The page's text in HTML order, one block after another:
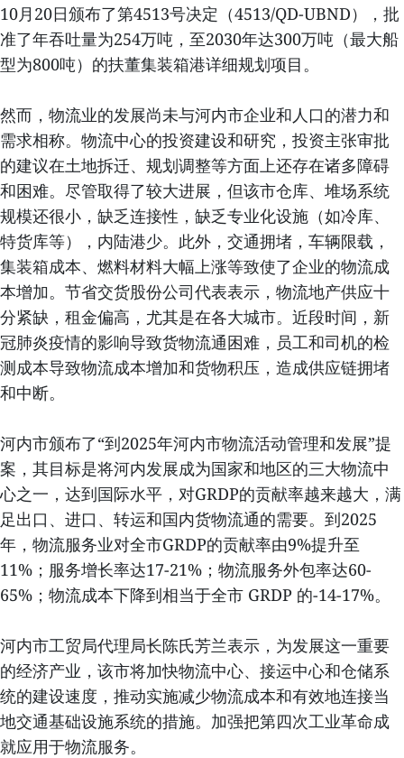
10月20日颁布了第4513号决定（4513/QD-UBND），批
准了年吞吐量为254万吨，至2030年达300万吨（最大船
型为800吨）的扶董集装箱港详细规划项目。
然而，物流业的发展尚未与河内市企业和人口的潜力和
需求相称。物流中心的投资建设和研究，投资主张审批
的建议在土地拆迁、规划调整等方面上还存在诸多障碍
和困难。尽管取得了较大进展，但该市仓库、堆场系统
规模还很小，缺乏连接性，缺乏专业化设施（如冷库、
特货库等），内陆港少。此外，交通拥堵，车辆限载，
集装箱成本、燃料材料大幅上涨等致使了企业的物流成
本增加。节省交货股份公司代表表示，物流地产供应十
分紧缺，租金偏高，尤其是在各大城市。近段时间，新
冠肺炎疫情的影响导致货物流通困难，员工和司机的检
测成本导致物流成本增加和货物积压，造成供应链拥堵
和中断。
河内市颁布了“到2025年河内市物流活动管理和发展”提
案，其目标是将河内发展成为国家和地区的三大物流中
心之一，达到国际水平，对GRDP的贡献率越来越大，满
足出口、进口、转运和国内货物流通的需要。到2025
年，物流服务业对全市GRDP的贡献率由9%提升至
11%；服务增长率达17-21%；物流服务外包率达60-
65%；物流成本下降到相当于全市 GRDP 的-14-17%。
河内市工贸局代理局长陈氏芳兰表示，为发展这一重要
的经济产业，该市将加快物流中心、接运中心和仓储系
统的建设速度，推动实施减少物流成本和有效地连接当
地交通基础设施系统的措施。加强把第四次工业革命成
就应用于物流服务。